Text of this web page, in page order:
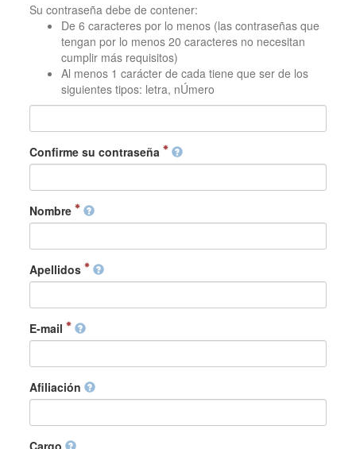
Su contraseña debe de contener:
De 6 caracteres por lo menos (las contraseñas que
tengan por lo menos 20 caracteres no necesitan
cumplir más requisitos)
Al menos 1 carácter de cada tiene que ser de los
siguientes tipos: letra, nÚmero
Confirme su contraseña
Nombre
Apellidos
E-mail
Afiliación
Cargo